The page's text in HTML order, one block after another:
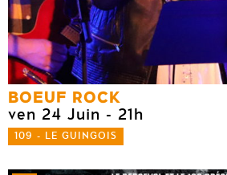
BOEUF ROCK
ven 24 Juin - 21h
109 - LE GUINGOIS